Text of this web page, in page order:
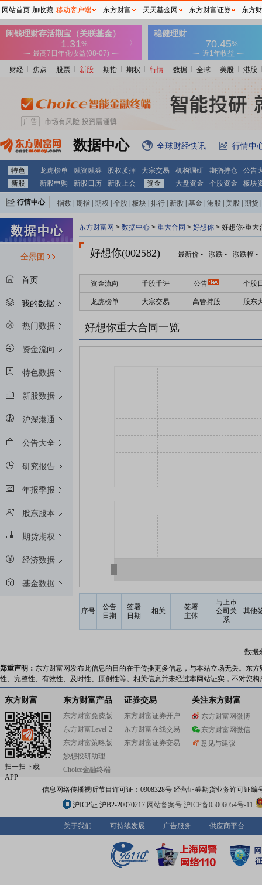
财经 焦点 股票 新股 期指 期权 行情 数据 全球 美股 港股
数据中心 全球财经快讯 行情中
特色 龙虎榜单 融资融券 股权质押 大宗交易 机构调研 期指持仓
公告
新股
新股申购 新股日历 新股上会 资金 大盘资金 个股资金 板块
行情中心 指数 期指 期权 个股 板块 排行 新股 基金 港股 美股 期货
全景图
首页
我的数据
热门数据
资金流向
特色数据
新股数据
沪深港通
公告大全
研究报告
年报季报
股东股本
期货期权
经济数据
基金数据
东方财富网 > 数据中心 > 重大合同 > 好想你 > 好想你-重大
好想你(002582) 最新价 - 涨跌 - 涨跌幅 -
资金流向 千股千评 公告 个股
龙虎榜单 大宗交易 高管持股 股东
好想你重大合同一览
序号
公告
日期
签署
日期
相关
签署
主体
与上市
公司关
系
其他
数据
郑重声明： 东方财富网发布此信息的目的在于传播更多信息，与本站立场无关。东
性、完整性、有效性、及时性、原创性等。相关信息并未经过本网站证实，不对您
东方财富
扫一扫下载
APP
东方财富产品
东方财富免费版
东方财富Level-2
东方财富策略版
妙想投研助理
Choice金融终端
证券交易
东方财富证券开户
东方财富在线交易
东方财富证券交易
关注东方财富
东方财富网微博
东方财富网微信
意见与建议
信息网络传播视听节目许可证：0908328号 经营证券期货业务许可证编
沪ICP证:沪B2-20070217 网站备案号:沪ICP备05006054号-11
关于我们 可持续发展 广告服务 供应商平台
网站首页 加收藏 移动客户端 东方财富 天天基金网 东方财富证券 东方